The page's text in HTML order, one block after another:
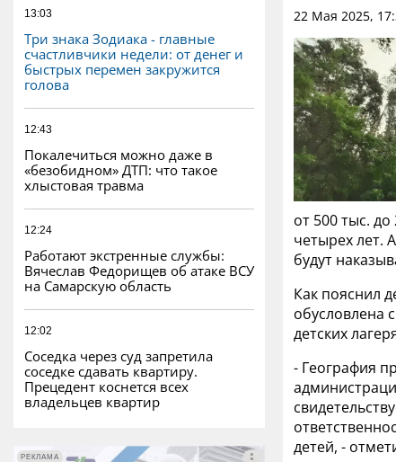
13:03
Три знака Зодиака - главные
счастливчики недели: от денег и
быстрых перемен закружится
голова
12:43
Покалечиться можно даже в
«безобидном» ДТП: что такое
хлыстовая травма
12:24
Работают экстренные службы:
Вячеслав Федорищев об атаке ВСУ
на Самарскую область
12:02
Соседка через суд запретила
соседке сдавать квартиру.
Прецедент коснется всех
владельцев квартир
РЕКЛАМА
РЕКЛАМА
22 Мая 2025,
от 500 тыс.
четырех лет.
будут
Как пояснил
обусловлена
детских
- География
детей, -